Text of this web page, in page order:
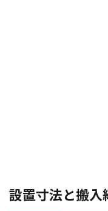
設置寸法と搬入